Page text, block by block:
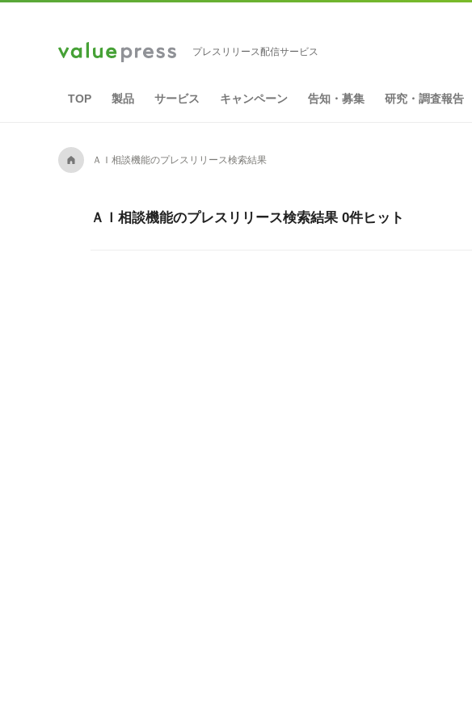
プレスリリース配信サービス
TOP 製品 サービス キャンペーン 告知・募集 研究・調査報告
A ＡＩ相談機能のプレスリリース検索結果
ＡＩ相談機能のプレスリリース検索結果 0件ヒット